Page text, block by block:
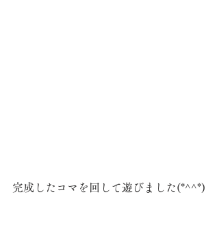
完成したコマを回して遊びました(*^^*)